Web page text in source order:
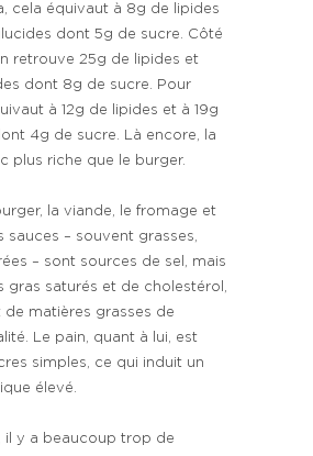
cela équivaut à 8g de lipides
dont 5g de sucre. Côté
retrouve 25g de lipides et
dont 8g de sucre. Pour
à 12g de lipides et à 19g
4g de sucre. Là encore, la
plus riche que le burger.
la viande, le fromage et
sauces – souvent grasses,
– sont sources de sel, mais
gras saturés et de cholestérol,
matières grasses de
Le pain, quant à lui, est
simples, ce qui induit un
élevé.
il y a beaucoup trop de